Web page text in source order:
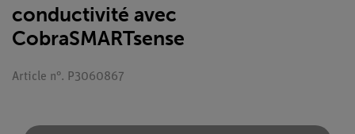
conductivité avec
CobraSMARTsense
Article n°. P3060867